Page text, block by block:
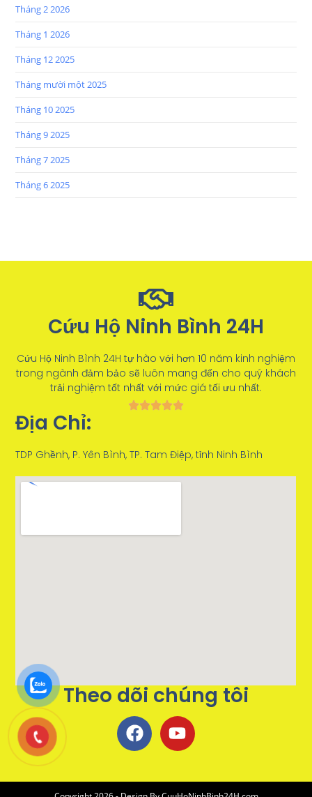
Tháng 2 2026
Tháng 1 2026
Tháng 12 2025
Tháng mười một 2025
Tháng 10 2025
Tháng 9 2025
Tháng 7 2025
Tháng 6 2025
Cứu Hộ Ninh Bình 24H
Cứu Hộ Ninh Bình 24H tự hào với hơn 10 năm kinh nghiệm
trong ngành đảm bảo sẽ luôn mang đến cho quý khách
trải nghiệm tốt nhất với mức giá tối ưu nhất.
Địa Chỉ:
TDP Ghềnh, P. Yên Bình, TP. Tam Điệp, tỉnh Ninh Bình
Theo dõi chúng tôi